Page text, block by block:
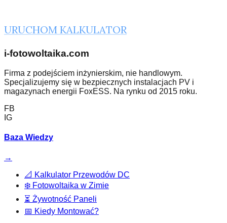
URUCHOM KALKULATOR
i-fotowoltaika.com
Firma z podejściem inżynierskim, nie handlowym.
Specjalizujemy się w bezpiecznych instalacjach PV i
magazynach energii FoxESS. Na rynku od 2015 roku.
FB
IG
Baza Wiedzy
→
📐 Kalkulator Przewodów DC
❄️ Fotowoltaika w Zimie
⏳ Żywotność Paneli
📅 Kiedy Montować?